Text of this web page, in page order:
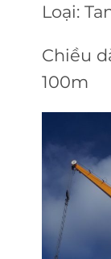
Loại:
Chiều
100m